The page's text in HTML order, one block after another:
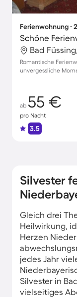
Ferienwohnung ∙
Schöne
Bad
Romantische
unvergessliche
ab 55 €
pro Nacht
3.5
Silvester
Gleich drei
Heilwirkung,
Herzen
jedes Jahr
Silvester in
vielseitiges